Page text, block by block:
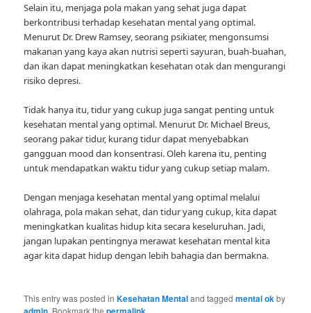
Selain itu, menjaga pola makan yang sehat juga dapat
berkontribusi terhadap kesehatan mental yang optimal.
Menurut Dr. Drew Ramsey, seorang psikiater, mengonsumsi
makanan yang kaya akan nutrisi seperti sayuran, buah-buahan,
dan ikan dapat meningkatkan kesehatan otak dan mengurangi
risiko depresi.
Tidak hanya itu, tidur yang cukup juga sangat penting untuk
kesehatan mental yang optimal. Menurut Dr. Michael Breus,
seorang pakar tidur, kurang tidur dapat menyebabkan
gangguan mood dan konsentrasi. Oleh karena itu, penting
untuk mendapatkan waktu tidur yang cukup setiap malam.
Dengan menjaga kesehatan mental yang optimal melalui
olahraga, pola makan sehat, dan tidur yang cukup, kita dapat
meningkatkan kualitas hidup kita secara keseluruhan. Jadi,
jangan lupakan pentingnya merawat kesehatan mental kita
agar kita dapat hidup dengan lebih bahagia dan bermakna.
This entry was posted inKesehatan Mentaland taggedmental okby
. Bookmark the